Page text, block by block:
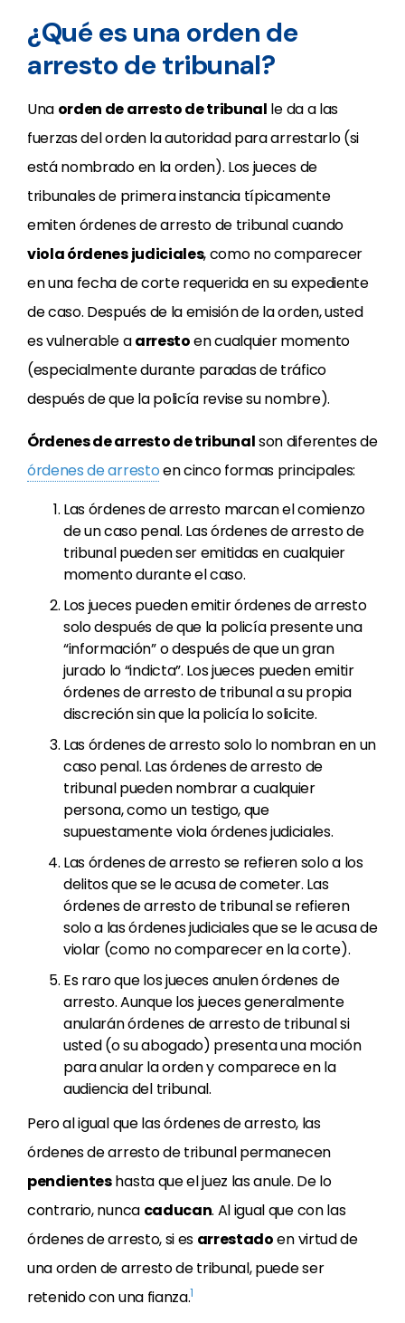
¿Qué es una orden de
arresto de tribunal?
Una orden de arresto de tribunal le da a las
fuerzas del orden la autoridad para arrestarlo (si
está nombrado en la orden). Los jueces de
tribunales de primera instancia típicamente
emiten órdenes de arresto de tribunal cuando
viola órdenes judiciales, como no comparecer
en una fecha de corte requerida en su expediente
de caso. Después de la emisión de la orden, usted
es vulnerable aarrestoen cualquier momento
(especialmente durante paradas de tráfico
después de que la policía revise su nombre).
Órdenes de arresto de tribunalson diferentes de
órdenes de arrestoen cinco formas principales:
Las órdenes de arresto marcan el comienzo
de un caso penal. Las órdenes de arresto de
tribunal pueden ser emitidas en cualquier
momento durante el caso.
Los jueces pueden emitir órdenes de arresto
solo después de que la policía presente una
“información” o después de que un gran
jurado lo “indicta”. Los jueces pueden emitir
órdenes de arresto de tribunal a su propia
discreción sin que la policía lo solicite.
Las órdenes de arresto solo lo nombran en un
caso penal. Las órdenes de arresto de
tribunal pueden nombrar a cualquier
persona, como un testigo, que
supuestamente viola órdenes judiciales.
Las órdenes de arresto se refieren solo a los
delitos que se le acusa de cometer. Las
órdenes de arresto de tribunal se refieren
solo a las órdenes judiciales que se le acusa de
violar (como no comparecer en la corte).
Es raro que los jueces anulen órdenes de
arresto. Aunque los jueces generalmente
anularán órdenes de arresto de tribunal si
usted (o su abogado) presenta una moción
para anular la orden y comparece en la
audiencia del tribunal.
Pero al igual que las órdenes de arresto, las
órdenes de arresto de tribunal permanecen
pendienteshasta que el juez las anule. De lo
contrario, nunca caducan. Al igual que con las
órdenes de arresto, si es arrestadoen virtud de
una orden de arresto de tribunal, puede ser
retenido con una fianza.1